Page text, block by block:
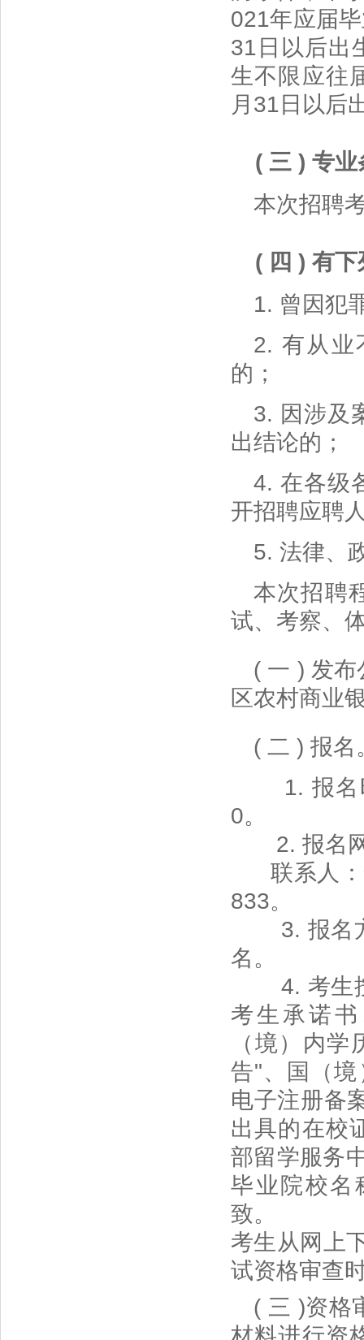
021年应届
31日以后出
生不限应往
月31日以后
( 三 ) 专业
本次招聘
( 四 ) 有
1. 曾因犯
2. 有从业
的；
3. 因涉及
出结论的；
4. 在各级
开招聘应聘
5. 法律、
本次招聘
试、考察、
( 一 ) 发
区农村商业
( 二 ) 报名
1. 报名时
0。
2. 报名
联系人：
833。
3. 报名方
名。
4. 考生按
考生承诺
（境）内
告"、国（
电子注册备
出具的在校
部留学服务
毕业院校名
致。
考生从网上
试资格审查
( 三 )资格